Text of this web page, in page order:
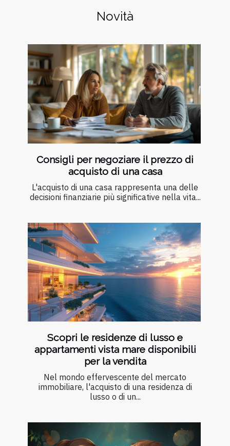
Novità
Consigli per negoziare il prezzo di
acquisto di una casa
L'acquisto di una casa rappresenta una delle
decisioni finanziarie più significative nella vita...
Scopri le residenze di lusso e
appartamenti vista mare disponibili
per la vendita
Nel mondo effervescente del mercato
immobiliare, l'acquisto di una residenza di
lusso o di un...